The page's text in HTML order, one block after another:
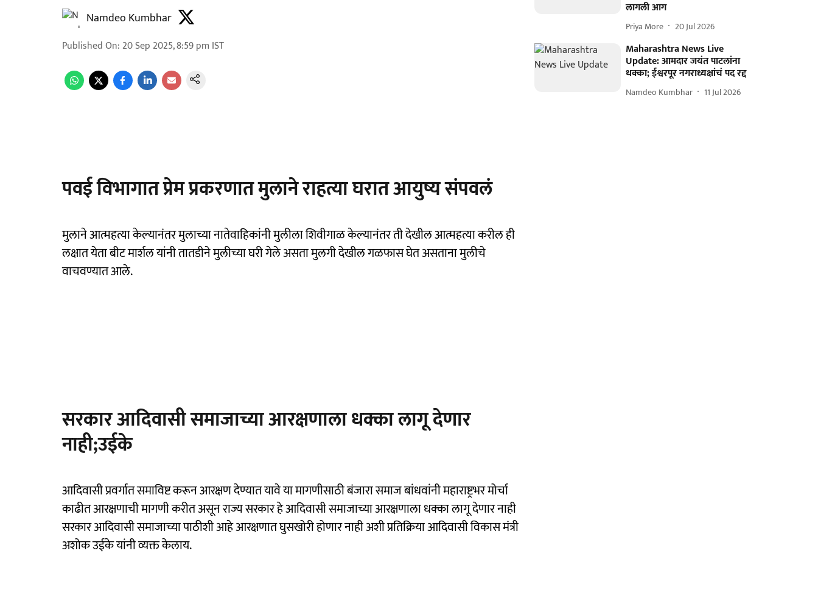
Namdeo Kumbhar
Published On: 20 Sep 2025, 8:59 pm IST
पवई विभागात प्रेम प्रकरणात मुलाने राहत्या घरात आयुष्य संपवलं
मुलाने आत्महत्या केल्यानंतर मुलाच्या नातेवाहिकांनी मुलीला शिवीगाळ केल्यानंतर ती देखील आत्महत्या करील ही
लक्षात येता बीट मार्शल यांनी तातडीने मुलीच्या घरी गेले असता मुलगी देखील गळफास घेत असताना मुलीचे
वाचवण्यात आले.
सरकार आदिवासी समाजाच्या आरक्षणाला धक्का लागू देणार
नाही;उईके
आदिवासी प्रवर्गात समाविष्ट करून आरक्षण देण्यात यावे या मागणीसाठी बंजारा समाज बांधवांनी महाराष्ट्रभर मोर्चा
काढीत आरक्षणाची मागणी करीत असून राज्य सरकार हे आदिवासी समाजाच्या आरक्षणाला धक्का लागू देणार नाही
सरकार आदिवासी समाजाच्या पाठीशी आहे आरक्षणात घुसखोरी होणार नाही अशी प्रतिक्रिया आदिवासी विकास मंत्री
अशोक उईके यांनी व्यक्त केलाय.
लागली आग
Priya More 20 Jul 2026
Maharashtra News Live
Update: आमदार जयंत पाटलांना
धक्का; ईश्वरपूर नगराध्यक्षांचं पद रद्द
Namdeo Kumbhar 11 Jul 2026